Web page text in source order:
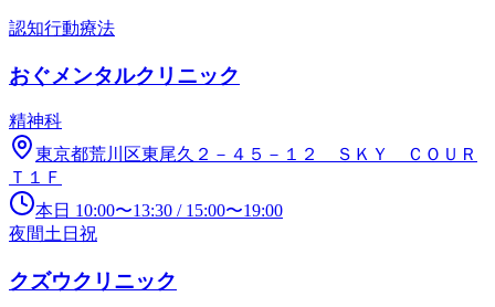
認知行動療法
おぐメンタルクリニック
精神科
東京都荒川区東尾久２－４５－１２ ＳＫＹ ＣＯＵＲ
Ｔ１Ｆ
本日 10:00〜13:30 / 15:00〜19:00
夜間土日祝
クズウクリニック